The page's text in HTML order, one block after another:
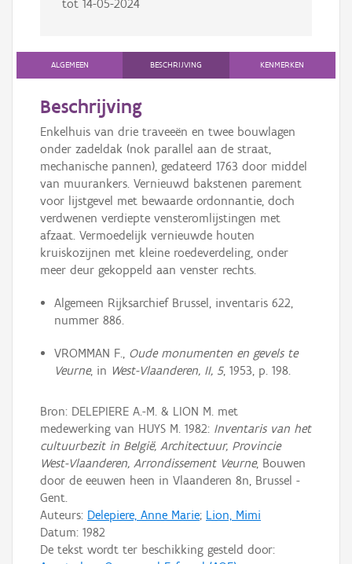
tot 14-05-2024
ALGEMEEN BESCHRIJVING KENMERKEN
Beschrijving
Enkelhuis van drie traveeën en twee bouwlagen
onder zadeldak (nok parallel aan de straat,
mechanische pannen), gedateerd 1763 door middel
van muurankers. Vernieuwd bakstenen parement
voor lijstgevel met bewaarde ordonnantie, doch
verdwenen verdiepte vensteromlijstingen met
afzaat. Vermoedelijk vernieuwde houten
kruiskozijnen met kleine roedeverdeling, onder
meer deur gekoppeld aan venster rechts.
Algemeen Rijksarchief Brussel, inventaris 622,
nummer 886.
VROMMAN F., Oude monumenten en gevels te
Veurne, in West-Vlaanderen, II, 5, 1953, p. 198.
Bron: DELEPIERE A.-M. & LION M. met
medewerking van HUYS M. 1982: Inventaris van het
cultuurbezit in België, Architectuur, Provincie
West-Vlaanderen, Arrondissement Veurne, Bouwen
door de eeuwen heen in Vlaanderen 8n, Brussel -
Gent.
Auteurs: Delepiere, Anne Marie; Lion, Mimi
Datum: 1982
De tekst wordt ter beschikking gesteld door: